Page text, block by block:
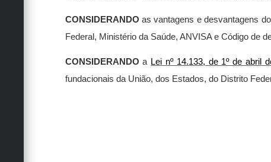
CONSIDERANDO as vantagens e desvantagens
Federal, Ministério da Saúde, ANVISA e Código de
CONSIDERANDO a Lei nº 14.133, de 1º de abril
fundacionais da União, dos Estados, do Distrito